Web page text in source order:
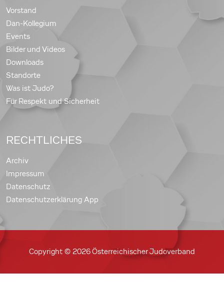
Vorstand
Dan-Kollegium
Events
Bilder und Videos
Downloads
Standorte
Was ist Judo?
Für Respekt und Sicherheit
RECHTLICHES
Archiv
Impressum
Datenschutz
Datenschutzerklärung App
Copyright © 2026 Österreichischer Judoverband